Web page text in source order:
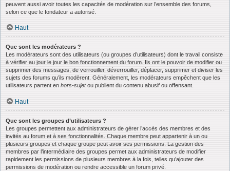
peuvent aussi avoir toutes les capacités de modération sur l’ensemble des forums,
selon ce que le fondateur a autorisé.
Haut
Que sont les modérateurs ?
Les modérateurs sont des utilisateurs (ou groupes d’utilisateurs) dont le travail consiste
à vérifier au jour le jour le bon fonctionnement du forum. Ils ont le pouvoir de modifier ou
supprimer des messages, de verrouiller, déverrouiller, déplacer, supprimer et diviser les
sujets des forums qu’ils modèrent. Généralement, les modérateurs empêchent que les
utilisateurs partent en hors-sujetou publient du contenu abusif ou offensant.
Haut
Que sont les groupes d’utilisateurs ?
Les groupes permettent aux administrateurs de gérer l’accès des membres et des
invités au forum et à ses fonctionnalités. Chaque membre peut appartenir à un ou
plusieurs groupes et chaque groupe peut avoir ses permissions. La gestion des
membres par l’intermédiaire des groupes permet aux administrateurs de modifier
rapidement les permissions de plusieurs membres à la fois, telles qu’ajouter des
permissions de modération ou rendre accessible un forum privé.